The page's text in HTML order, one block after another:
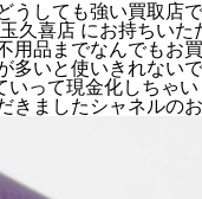
しても強い買取店で
久喜店 にお持ちいた
品までなんでもお
いと使いきれないで
って現金化しちゃい
ましたシャネルのお